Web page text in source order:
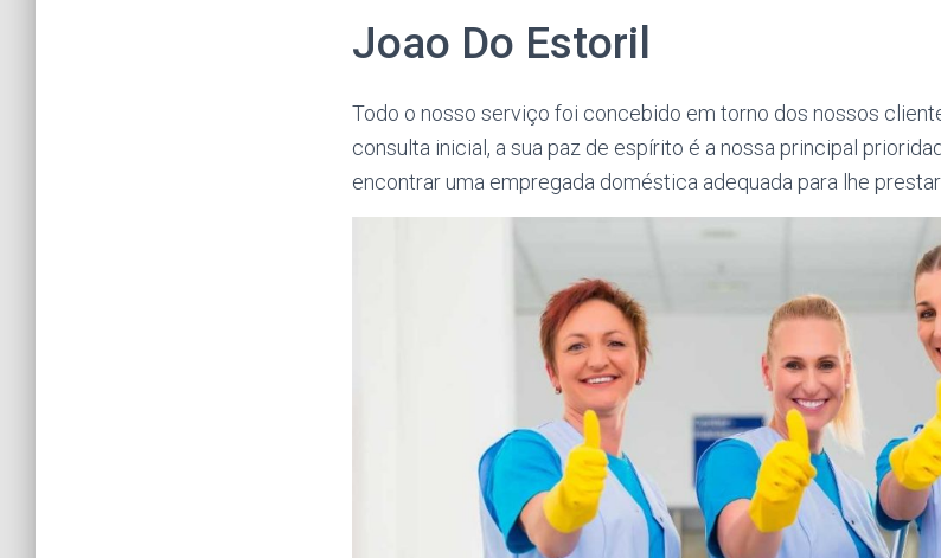
Joao Do Estoril
Todo o nosso serviço foi concebido em torno dos nossos
consulta inicial, a sua paz de espírito é a nossa principal
encontrar uma empregada doméstica adequada para lhe